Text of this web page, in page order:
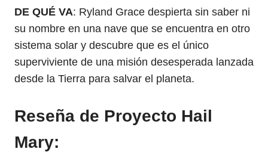
DE QUÉ VA: Ryland Grace despierta sin saber ni
su nombre en una nave que se encuentra en otro
sistema solar y descubre que es el único
superviviente de una misión desesperada lanzada
desde la Tierra para salvar el planeta.
Reseña de Proyecto Hail
Mary: